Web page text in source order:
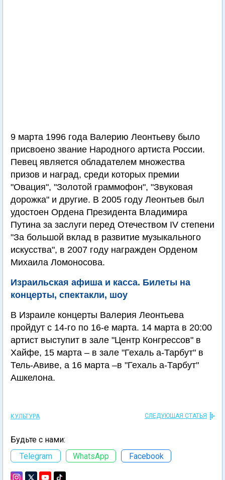
9 марта 1996 года Валерию Леонтьеву было
присвоено звание Народного артиста России.
Певец является обладателем множества
призов и наград, среди которых премии
"Овация", "Золотой граммофон", "Звуковая
дорожка" и другие. В 2005 году Леонтьев был
удостоен Ордена Президента Владимира
Путина за заслуги перед Отечеством IV степени
"Зa бoльшoй вклaд в paзвитиe музыкaльнoгo
иcкуccтвa", в 2007 году награжден Орденом
Михаила Ломоносова.
Израильская афиша и касса. Билеты на
концерты, спектакли, шоу
В Израиле концерты Валерия Леонтьева
пройдут с 14-го по 16-е марта. 14 марта в 20:00
артист выступит в зале "Центр Конгрессов" в
Хайфе, 15 марта – в зале "Гехаль а-Тарбут" в
Тель-Авиве, а 16 марта –в "Гехаль а-Тарбут"
Ашкелона.
КУЛЬТУРА СЛЕДУЮЩАЯ СТАТЬЯ
Будьте с нами:
Telegram
WhatsApp Facebook